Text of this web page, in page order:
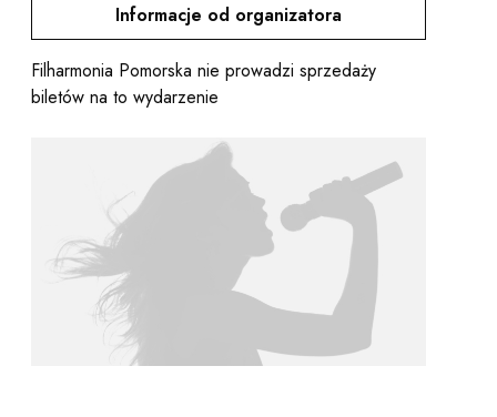
sal
Informacje od organizatora
Filharmonia Pomorska nie prowadzi sprzedaży
biletów na to wydarzenie